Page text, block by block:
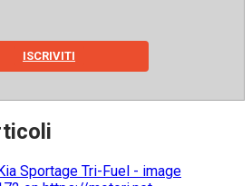
ISCRIVITI